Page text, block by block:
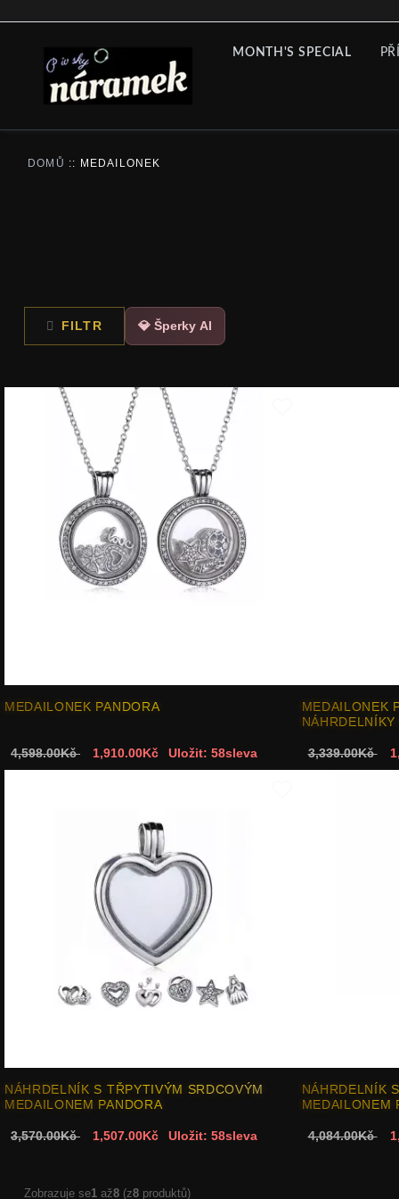
MONTH'S SPECIAL
DOMŮ :: MEDAILONEK
FILTR 💎 Šperky AI
MEDAILONEK PANDORA
4,598.00Kč 1,910.00Kč Uložit: 58sleva
MEDAILONEK
3,339.00Kč
NÁHRDELNÍK S TŘPYTIVÝM SRDCOVÝM
MEDAILONEM PANDORA
3,570.00Kč 1,507.00Kč Uložit: 58sleva
NÁHRDELNÍK
MEDAILONEM
4,084.00Kč
Zobrazuje se1 až8 (z8 produktů)